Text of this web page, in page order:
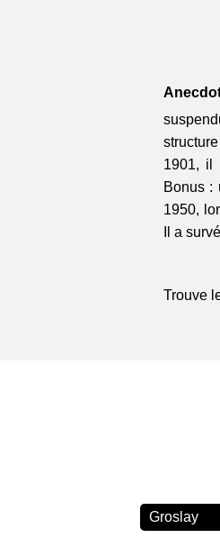
1901, il
Bonus :
1950,
Il a
Trouve
Groslay